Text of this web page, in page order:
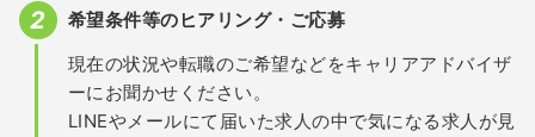
希望条件等のヒアリング・ご応募
現在の状況や転職のご希望などをキャリアアドバイザ
ーにお聞かせください。
LINEやメールにて届いた求人の中で気になる求人が見